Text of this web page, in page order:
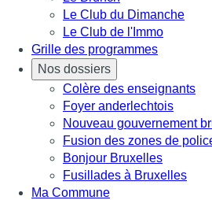
Le Club du Dimanche
Le Club de l'Immo
Grille des programmes
Nos dossiers
Colère des enseignants
Foyer anderlechtois
Nouveau gouvernement
Fusion des zones de
Bonjour Bruxelles
Fusillades à Bruxelles
Ma Commune